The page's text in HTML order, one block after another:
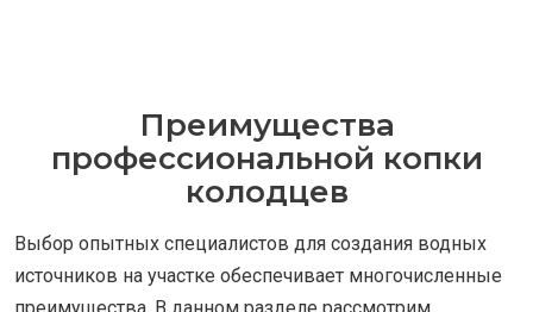
Преимущества
профессиональной копки
колодцев
Выбор опытных специалистов для создания водных
источников на участке обеспечивает многочисленные